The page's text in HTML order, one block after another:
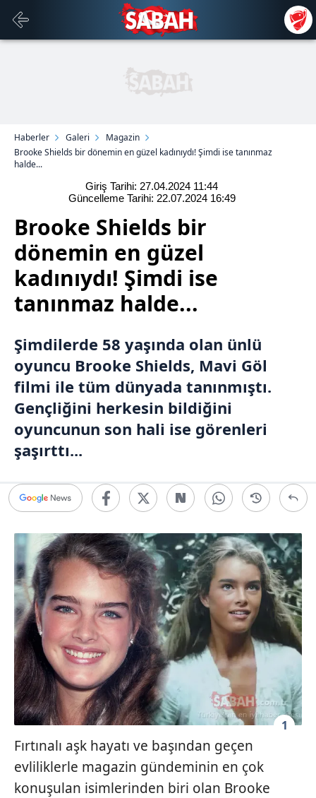
Haberler Galeri
Magazin
Brooke Shields bir dönemin en güzel kadınıydı! Şimdi ise tanınmaz
halde...
Giriş Tarihi: 27.04.2024 11:44
Güncelleme Tarihi: 22.07.2024 16:49
Brooke Shields bir
dönemin en güzel
kadınıydı! Şimdi ise
tanınmaz halde...
Şimdilerde 58 yaşında olan ünlü
oyuncu Brooke Shields, Mavi Göl
filmi ile tüm dünyada tanınmıştı.
Gençliğini herkesin bildiğini
oyuncunun son hali ise görenleri
şaşırttı...
1
Fırtınalı aşk hayatı ve başından geçen
evliliklerle magazin gündeminin en çok
konuşulan isimlerinden biri olan Brooke